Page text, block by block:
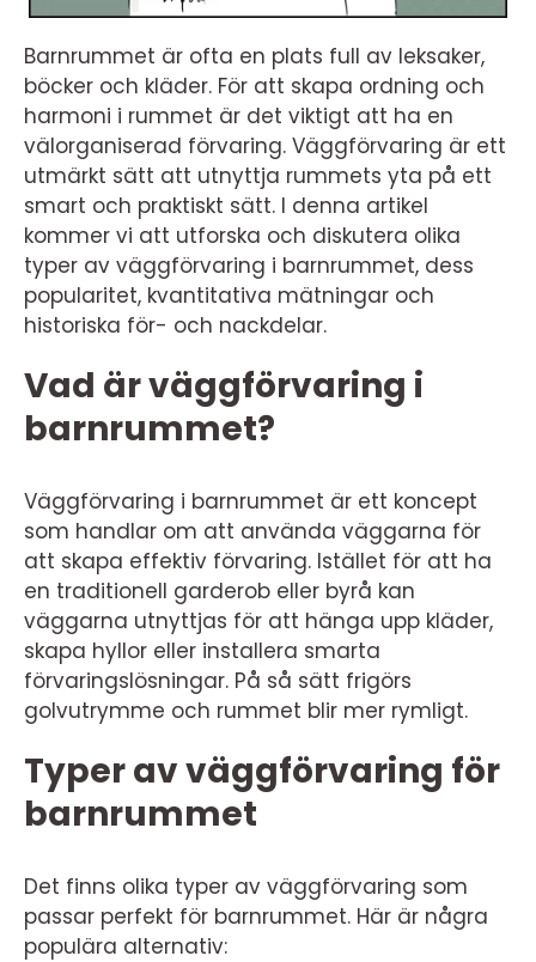
Barnrummet är ofta en plats full av leksaker,
böcker och kläder. För att skapa ordning och
harmoni i rummet är det viktigt att ha en
välorganiserad förvaring. Väggförvaring är ett
utmärkt sätt att utnyttja rummets yta på ett
smart och praktiskt sätt. I denna artikel
kommer vi att utforska och diskutera olika
typer av väggförvaring i barnrummet, dess
popularitet, kvantitativa mätningar och
historiska för- och nackdelar.
Vad är väggförvaring i
barnrummet?
Väggförvaring i barnrummet är ett koncept
som handlar om att använda väggarna för
att skapa effektiv förvaring. Istället för att ha
en traditionell garderob eller byrå kan
väggarna utnyttjas för att hänga upp kläder,
skapa hyllor eller installera smarta
förvaringslösningar. På så sätt frigörs
golvutrymme och rummet blir mer rymligt.
Typer av väggförvaring för
barnrummet
Det finns olika typer av väggförvaring som
passar perfekt för barnrummet. Här är några
populära alternativ: